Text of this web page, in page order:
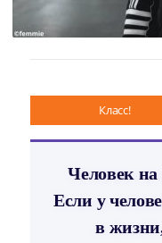
Класс!
Человек на
Если у
в